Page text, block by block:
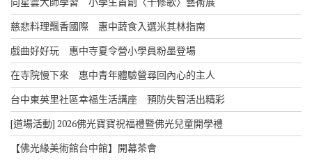
慈悲料理飄香國際 惠中蔬食入選米其林指南
戲曲好好玩 惠中寺夏令營小學員粉墨登場
在寺院慢下來 惠中青年體驗營尋回內心的主人
台中東英里社區幸福生活講座 預防失智活出精彩
[道場活動] 2026佛光寶寶祝福禮暨佛光兒童開學禮
【佛光緣美術館台中館】開幕茶會